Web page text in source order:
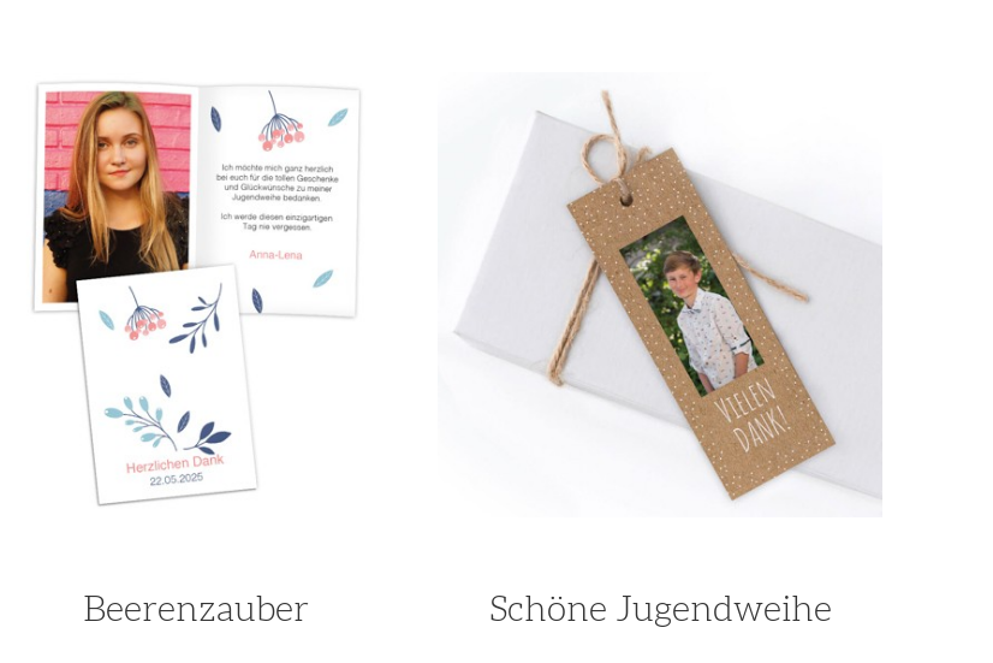
Beerenzauber Schöne Jugendweihe